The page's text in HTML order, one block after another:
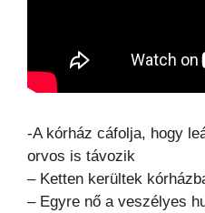
-A kórház cáfolja, hogy
orvos is távozik
– Ketten kerültek
– Egyre nő a veszélyes